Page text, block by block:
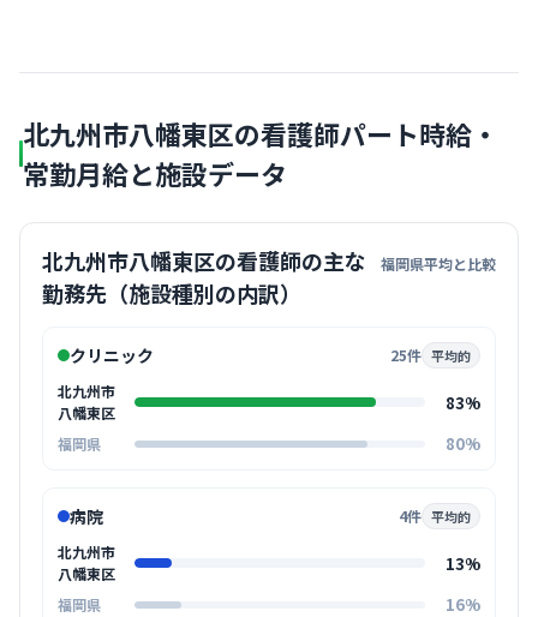
北九州市八幡東区の看護師パート時給・
常勤月給と施設データ
北九州市八幡東区の看護師の主な
勤務先（施設種別の内訳）
福岡県平均と比較
クリニック 25件 平均的
北九州市
八幡東区
83%
福岡県 80%
病院 4件 平均的
北九州市
八幡東区
13%
福岡県 16%